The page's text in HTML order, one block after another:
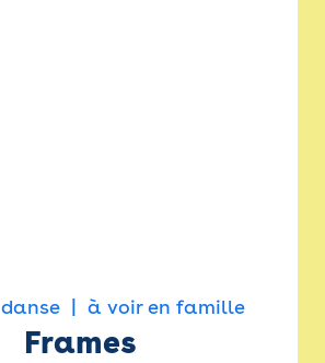
danse à voir en famille
Frames